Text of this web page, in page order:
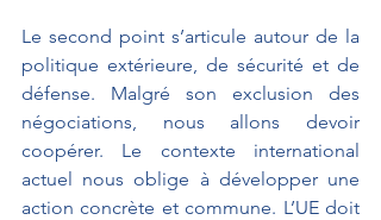
Le second point s’articule autour de la
politique extérieure, de sécurité et de
défense. Malgré son exclusion des
négociations, nous allons devoir
coopérer. Le contexte international
actuel nous oblige à développer une
action concrète et commune. L’UE doit